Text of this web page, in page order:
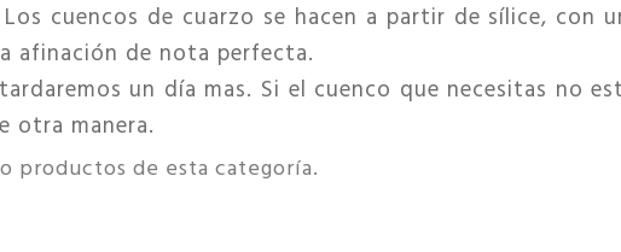
cuencos de cuarzo se hacen a partir de sílice,
afinación de nota perfecta.
un día mas. Si el cuenco que necesitas no
otra manera.
productos de esta categoría.